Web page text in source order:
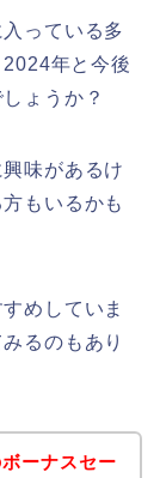
っている多
年と今後
ょうか？
味があるけ
もいるかも
めしていま
るのもあり
ーナスセー